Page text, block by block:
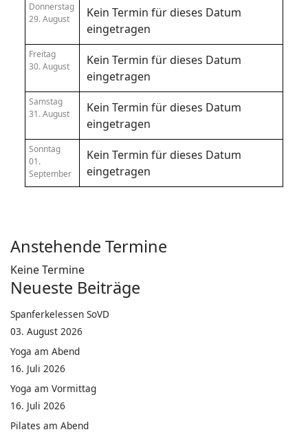
Donnerstag
29. August
Kein Termin für dieses Datum
eingetragen
Freitag
30. August
Kein Termin für dieses Datum
eingetragen
Samstag
31. August
Kein Termin für dieses Datum
eingetragen
Sonntag
01.
September
Kein Termin für dieses Datum
eingetragen
Anstehende Termine
Keine Termine
Neueste Beiträge
Spanferkelessen SoVD
03. August 2026
Yoga am Abend
16. Juli 2026
Yoga am Vormittag
16. Juli 2026
Pilates am Abend